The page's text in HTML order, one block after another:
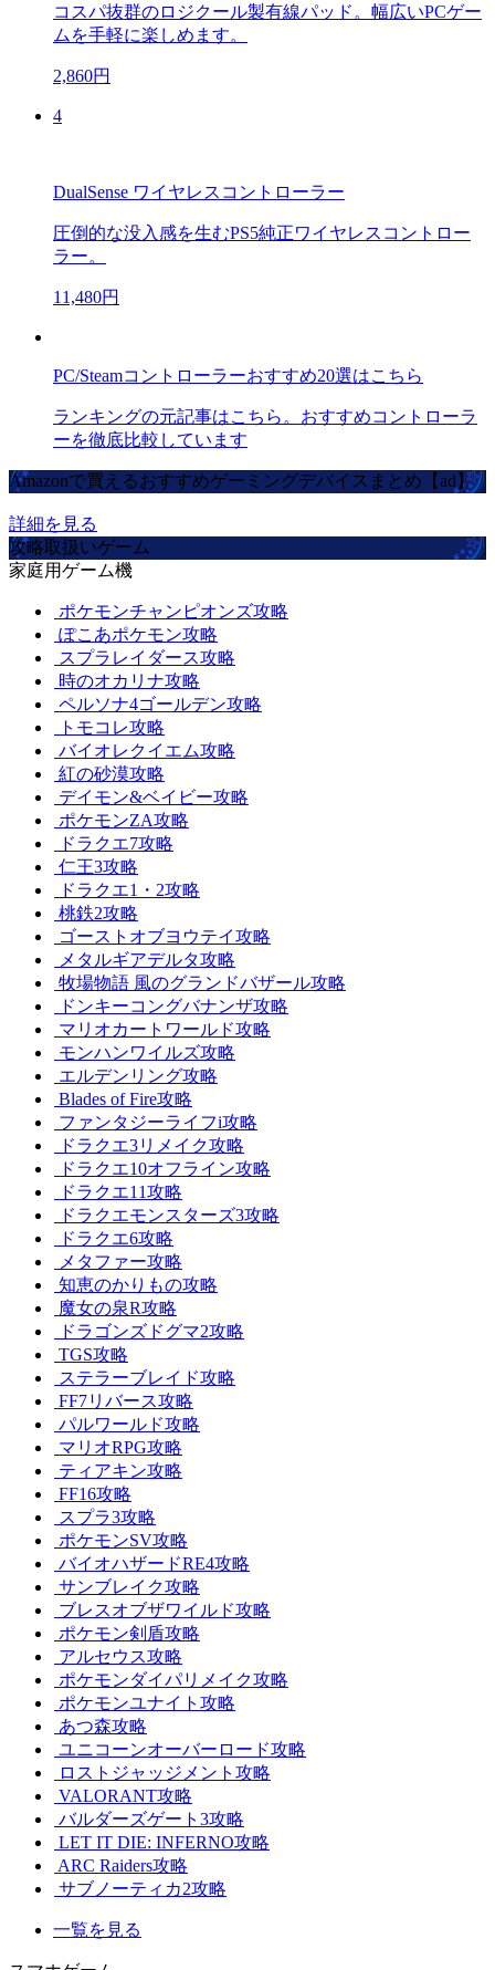
コスパ抜群のロジクール製有線パッド。幅広いPCゲー
ムを手軽に楽しめます。
2,860円
4
DualSense ワイヤレスコントローラー
圧倒的な没入感を生むPS5純正ワイヤレスコントロー
ラー。
11,480円
PC/Steamコントローラーおすすめ20選はこちら
ランキングの元記事はこちら。おすすめコントローラ
ーを徹底比較しています
Amazonで買えるおすすめゲーミングデバイスまとめ【ad】
詳細を見る
攻略取扱いゲーム
家庭用ゲーム機
ポケモンチャンピオンズ攻略
ぽこあポケモン攻略
スプラレイダース攻略
時のオカリナ攻略
ペルソナ4ゴールデン攻略
トモコレ攻略
バイオレクイエム攻略
紅の砂漠攻略
デイモン&ベイビー攻略
ポケモンZA攻略
ドラクエ7攻略
仁王3攻略
ドラクエ1・2攻略
桃鉄2攻略
ゴーストオブヨウテイ攻略
メタルギアデルタ攻略
牧場物語 風のグランドバザール攻略
ドンキーコングバナンザ攻略
マリオカートワールド攻略
モンハンワイルズ攻略
エルデンリング攻略
Blades of Fire攻略
ファンタジーライフi攻略
ドラクエ3リメイク攻略
ドラクエ10オフライン攻略
ドラクエ11攻略
ドラクエモンスターズ3攻略
ドラクエ6攻略
メタファー攻略
知恵のかりもの攻略
魔女の泉R攻略
ドラゴンズドグマ2攻略
TGS攻略
ステラーブレイド攻略
FF7リバース攻略
パルワールド攻略
マリオRPG攻略
ティアキン攻略
FF16攻略
スプラ3攻略
ポケモンSV攻略
バイオハザードRE4攻略
サンブレイク攻略
ブレスオブザワイルド攻略
ポケモン剣盾攻略
アルセウス攻略
ポケモンダイパリメイク攻略
ポケモンユナイト攻略
あつ森攻略
ユニコーンオーバーロード攻略
ロストジャッジメント攻略
VALORANT攻略
バルダーズゲート3攻略
LET IT DIE: INFERNO攻略
ARC Raiders攻略
サブノーティカ2攻略
一覧を見る